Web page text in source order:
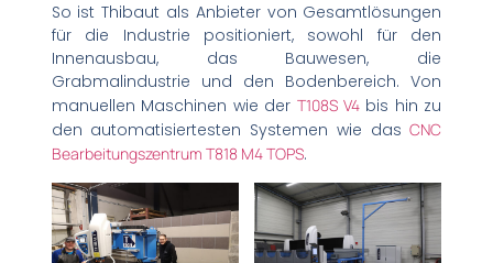
So ist Thibaut als Anbieter von Gesamtlösungen
für die Industrie positioniert, sowohl für den
Innenausbau, das Bauwesen, die
Grabmalindustrie und den Bodenbereich. Von
manuellen Maschinen wie der T108S V4bis hin zu
den automatisiertesten Systemen wie dasCNC
Bearbeitungszentrum T818 M4 TOPS.